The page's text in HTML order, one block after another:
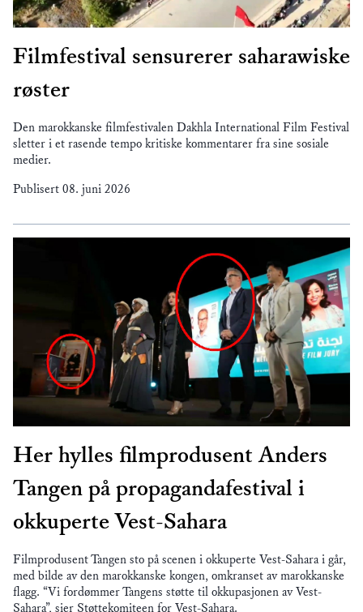
Filmfestival sensurerer saharawiske
røster
Den marokkanske filmfestivalen Dakhla International Film Festival
sletter i et rasende tempo kritiske kommentarer fra sine sosiale
medier.
Publisert 08. juni 2026
Her hylles filmprodusent Anders
Tangen på propagandafestival i
okkuperte Vest-Sahara
Filmprodusent Tangen sto på scenen i okkuperte Vest-Sahara i går,
med bilde av den marokkanske kongen, omkranset av marokkanske
flagg. “Vi fordømmer Tangens støtte til okkupasjonen av Vest-
Sahara”, sier Støttekomiteen for Vest-Sahara.